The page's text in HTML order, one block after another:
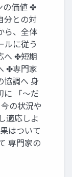
の価値 ✤
分との対
ら、全体
ルに従う
へ ✤短期
✤専門家
協調へ 身
に 「〜だ
の状況や
適応しよ
はついて
専門家の